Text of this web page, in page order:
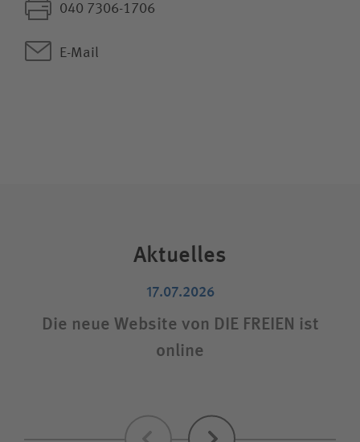
040 7306-1706
E-Mail
Aktuelles
17.07.2026
Die neue Website von DIE FREIEN ist
online
Zurück Weiter